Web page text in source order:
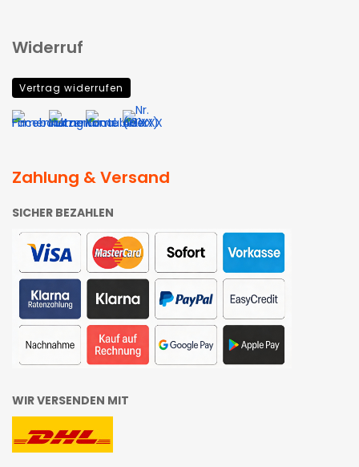
Widerruf
Vertrag widerrufen
Zahlung & Versand
SICHER BEZAHLEN
WIR VERSENDEN MIT